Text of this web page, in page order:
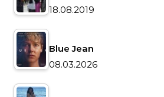
18.08.2019
Blue Jean
08.03.2026